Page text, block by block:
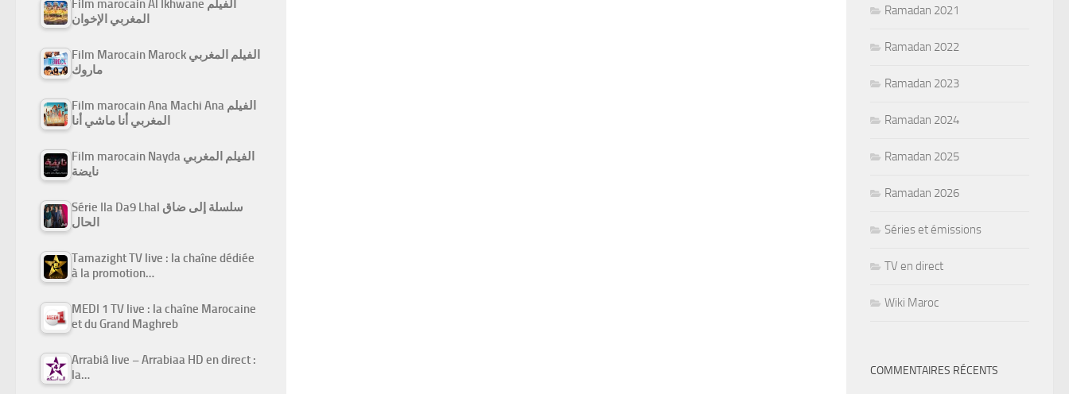
Film marocain Al Ikhwane الفيلم
المغربي الإخوان
Film Marocain Marock الفيلم المغربي
ماروك
Film marocain Ana Machi Ana الفيلم
المغربي أنا ماشي أنا
Film marocain Nayda الفيلم المغربي
نايضة
Série Ila Da9 Lhal سلسلة إلى ضاق
الحال
Tamazight TV live : la chaîne dédiée
à la promotion…
MEDI 1 TV live : la chaîne Marocaine
et du Grand Maghreb
Arrabiâ live – Arrabiaa HD en direct :
la…
Ramadan 2021
Ramadan 2022
Ramadan 2023
Ramadan 2024
Ramadan 2025
Ramadan 2026
Séries et émissions
TV en direct
Wiki Maroc
COMMENTAIRES RÉCENTS